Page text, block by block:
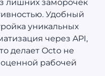
лишних заморочек
Удобный
уникальных
через API,
делает Octo не
рабочей